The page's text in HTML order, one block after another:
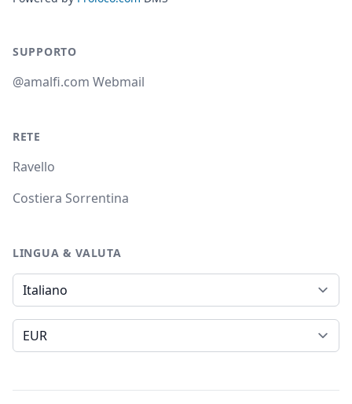
SUPPORTO
@amalfi.com Webmail
RETE
Ravello
Costiera Sorrentina
LINGUA & VALUTA
Lingua
Valuta